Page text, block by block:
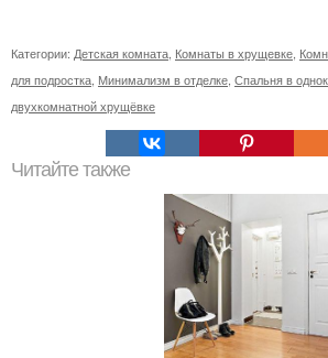
Категории: Детская комната Комнаты в хрущевке
для подростка Минимализм в отделке Спальня в
двухкомнатной хрущёвке
Читайте также